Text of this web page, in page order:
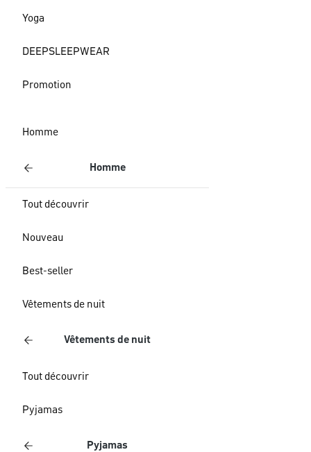
Yoga
DEEPSLEEPWEAR
Promotion
Homme
Homme
Tout découvrir
Nouveau
Best-seller
Vêtements de nuit
Vêtements de nuit
Tout découvrir
Pyjamas
Pyjamas